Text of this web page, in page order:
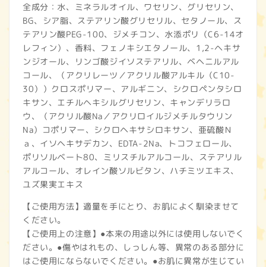
全成分：水、ミネラルオイル、ワセリン、グリセリン、
BG、シア脂、ステアリン酸グリセリル、セタノール、ス
テアリン酸PEG-100、ジメチコン、水添ポリ（C6-14オ
レフィン）、香料、フェノキシエタノール、1,2-ヘキサ
ンジオール、リンゴ酸ジイソステアリル、ベヘニルアル
コール、（アクリレーツ／アクリル酸アルキル（C10-
30））クロスポリマー、アルギニン、シクロペンタシロ
キサン、エチルヘキシルグリセリン、キャンデリラロ
ウ、（アクリル酸Na／アクリロイルジメチルタウリン
Na）コポリマー、シクロヘキサシロキサン、亜硫酸Ｎ
ａ、イソヘキサデカン、EDTA-2Na、トコフェロール、
ポリソルベート80、ミリスチルアルコール、ステアリル
アルコール、オレイン酸ソルビタン、ハチミツエキス、
ユズ果実エキス
【ご使用方法】適量を手にとり、お肌によく馴染ませて
ください。
【ご使用上の注意】●本来の用途以外には使用しないでく
ださい。●傷やはれもの、しっしん等、異常のある部分に
はご使用にならないでください。●お肌に異常が生じてい